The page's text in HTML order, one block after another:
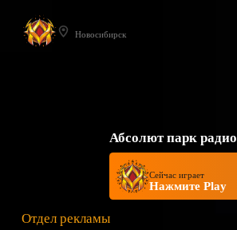
Новосибирск
Абсолют парк радио
Сейчас играет
Нажмите Play
Отдел рекламы